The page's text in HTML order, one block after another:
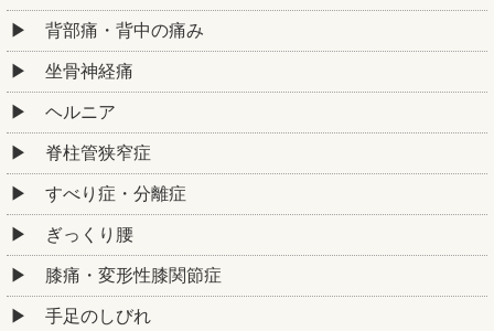
背部痛・背中の痛み
坐骨神経痛
ヘルニア
脊柱管狭窄症
すべり症・分離症
ぎっくり腰
膝痛・変形性膝関節症
手足のしびれ